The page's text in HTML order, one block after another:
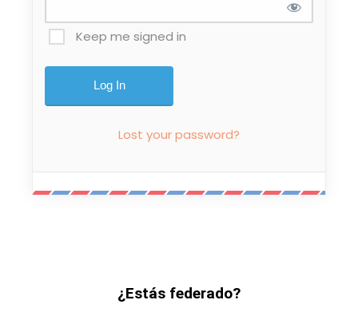
Keep me signed in
Lost your password?
¿Estás federado?